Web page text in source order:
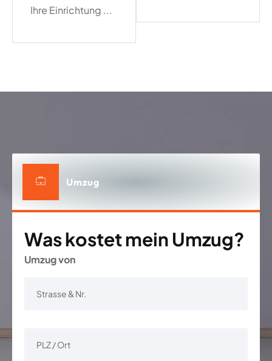
Ihre Einrichtung ...
Umzug
Was kostet mein Umzug?
Umzug von